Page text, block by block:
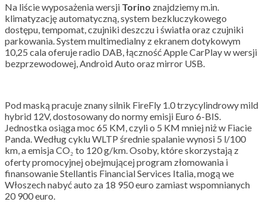
Na liście wyposażenia wersji Torino znajdziemy m.in.
klimatyzację automatyczną, system bezkluczykowego
dostępu, tempomat, czujniki deszczu i światła oraz czujniki
parkowania. System multimedialny z ekranem dotykowym
10,25 cala oferuje radio DAB, łączność Apple CarPlay w wersji
bezprzewodowej, Android Auto oraz mirror USB.
Pod maską pracuje znany silnik FireFly 1.0 trzycylindrowy mild
hybrid 12V, dostosowany do normy emisji Euro 6-BIS.
Jednostka osiąga moc 65 KM, czyli o 5 KM mniej niż w Fiacie
Panda. Według cyklu WLTP średnie spalanie wynosi 5 l/100
km, a emisja CO₂ to 120 g/km. Osoby, które skorzystają z
oferty promocyjnej obejmującej program złomowania i
finansowanie Stellantis Financial Services Italia, mogą we
Włoszech nabyć auto za 18 950 euro zamiast wspomnianych
20 900 euro.